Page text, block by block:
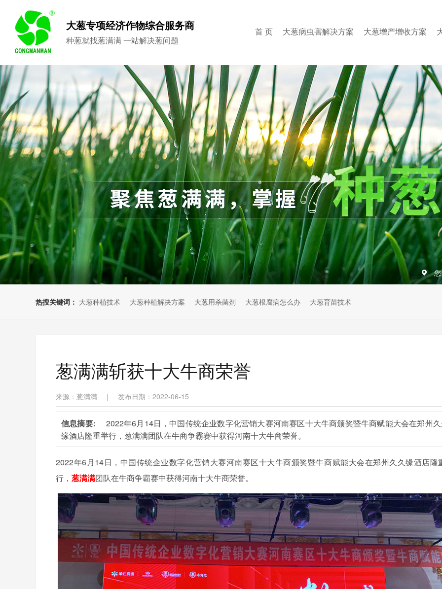
大葱专项经济作物综合服务商
种葱就找葱满满 一站解决葱问题
首 页 大葱病虫害解决方案 大葱增产增收方案
热搜关键词： 大葱种植技术 大葱种植解决方案 大葱用杀菌剂 大葱根腐病怎么办 大葱育苗技术
葱满满斩获十大牛商荣誉
来源：葱满满 | 发布日期：2022-06-15
信息摘要: 2022年6月14日，中国传统企业数字化营销大赛河南赛区十大牛商颁奖暨牛商赋能大会在郑州
缘酒店隆重举行，葱满满团队在牛商争霸赛中获得河南十大牛商荣誉。
2022年6月14日，中国传统企业数字化营销大赛河南赛区十大牛商颁奖暨牛商赋能大会在郑州久久缘酒店隆
行， 葱满满团队在牛商争霸赛中获得河南十大牛商荣誉。